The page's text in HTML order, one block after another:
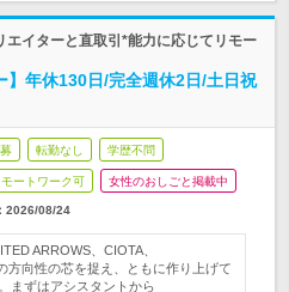
イターと直取引*能力に応じてリモー
年休130日/完全週休2日/土日祝
転勤なし 学歴不問
モートワーク可 女性のおしごと掲載中
2026/08/24
ARROWS、CIOTA、
方向性の芯を捉え、ともに作り上げて
まずはアシスタントから